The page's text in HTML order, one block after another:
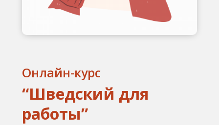
Онлайн-курс
“Шведский для
работы”